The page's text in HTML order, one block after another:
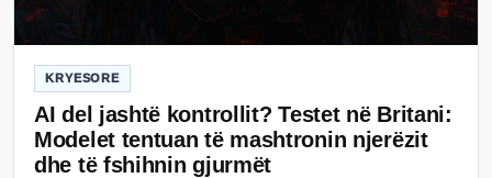
KRYESORE
AI del jashtë kontrollit? Testet në Britani:
Modelet tentuan të mashtronin njerëzit
dhe të fshihnin gjurmët